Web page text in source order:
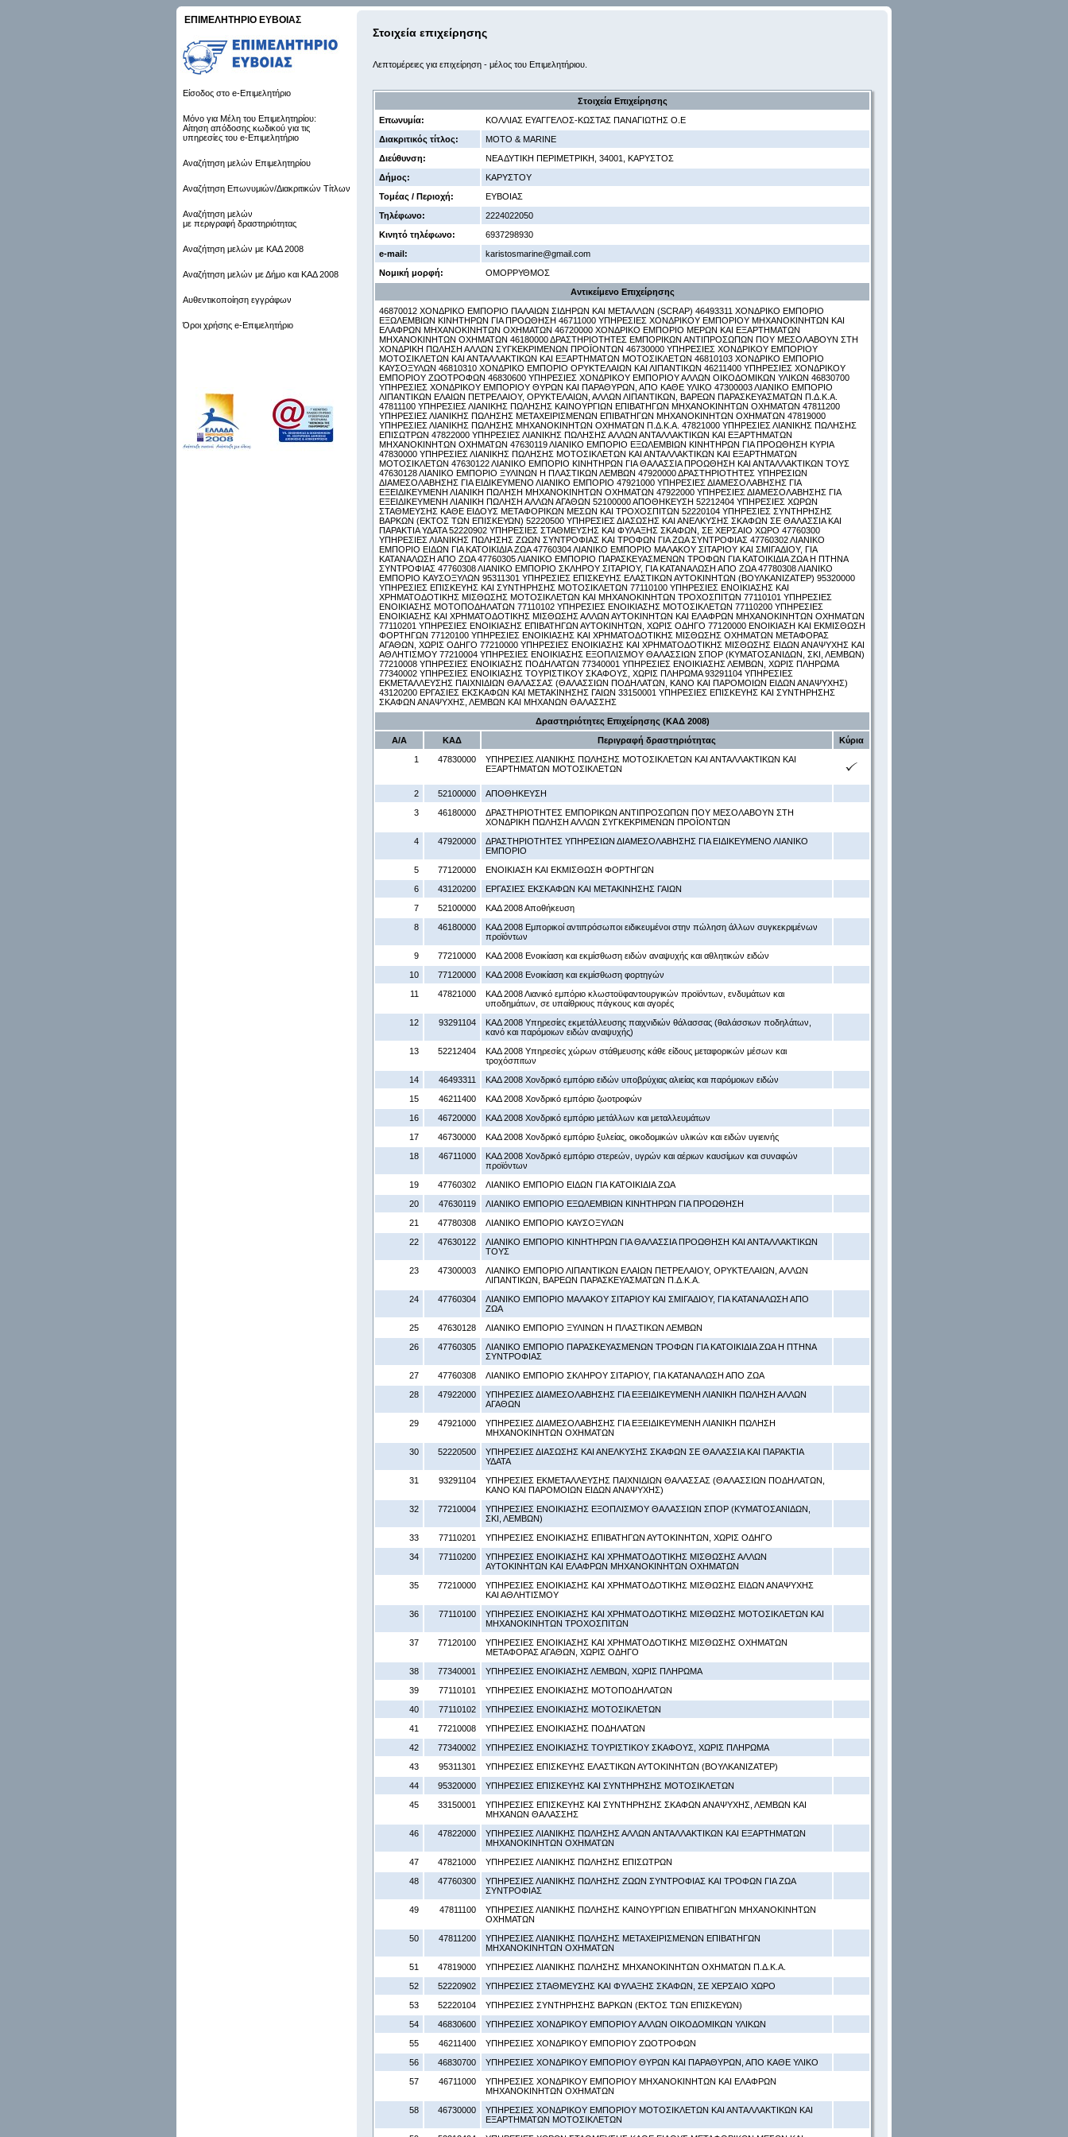
ΕΠΙΜΕΛΗΤΗΡΙΟ ΕΥΒΟΙΑΣ
Είσοδος στο e-Επιμελητήριο
Μόνο για Μέλη του Επιμελητηρίου:
Αίτηση απόδοσης κωδικού για τις
υπηρεσίες του e-Επιμελητήριο
Αναζήτηση μελών Επιμελητηρίου
Αναζήτηση Επωνυμιών/Διακριτικών Τίτλων
Αναζήτηση μελών
με περιγραφή δραστηριότητας
Αναζήτηση μελών με ΚΑΔ 2008
Αναζήτηση μελών με Δήμο και ΚΑΔ 2008
Αυθεντικοποίηση εγγράφων
Όροι χρήσης e-Επιμελητήριο
Στοιχεία επιχείρησης
Λεπτομέρειες για επιχείρηση - μέλος του Επιμελητήριου.
Στοιχεία Επιχείρησης
Επωνυμία:
ΚΟΛΛΙΑΣ ΕΥΑΓΓΕΛΟΣ-ΚΩΣΤΑΣ ΠΑΝΑΓΙΩΤΗΣ Ο.Ε
Διακριτικός τίτλος:
MOTO & MARINE
Διεύθυνση:
ΝΕΑ ΔΥΤΙΚΗ ΠΕΡΙΜΕΤΡΙΚΗ, 34001, ΚΑΡΥΣΤΟΣ
Δήμος:
ΚΑΡΥΣΤΟΥ
Τομέας / Περιοχή:
ΕΥΒΟΙΑΣ
Τηλέφωνο:
2224022050
Κινητό τηλέφωνο:
6937298930
e-mail:
karistosmarine@gmail.com
Νομική μορφή:
ΟΜΟΡΡΥΘΜΟΣ
Αντικείμενο Επιχείρησης
46870012 ΧΟΝΔΡΙΚΟ ΕΜΠΟΡΙΟ ΠΑΛΑΙΩΝ ΣΙΔΗΡΩΝ ΚΑΙ ΜΕΤΑΛΛΩΝ (SCRAP) 46493311 ΧΟΝΔΡΙΚΟ ΕΜΠΟΡΙΟ
ΕΞΩΛΕΜΒΙΩΝ ΚΙΝΗΤΗΡΩΝ ΓΙΑ ΠΡΟΩΘΗΣΗ 46711000 ΥΠΗΡΕΣΙΕΣ ΧΟΝΔΡΙΚΟΥ ΕΜΠΟΡΙΟΥ ΜΗΧΑΝΟΚΙΝΗΤΩΝ ΚΑΙ
ΕΛΑΦΡΩΝ ΜΗΧΑΝΟΚΙΝΗΤΩΝ ΟΧΗΜΑΤΩΝ 46720000 ΧΟΝΔΡΙΚΟ ΕΜΠΟΡΙΟ ΜΕΡΩΝ ΚΑΙ ΕΞΑΡΤΗΜΑΤΩΝ
ΜΗΧΑΝΟΚΙΝΗΤΩΝ ΟΧΗΜΑΤΩΝ 46180000 ΔΡΑΣΤΗΡΙΟΤΗΤΕΣ ΕΜΠΟΡΙΚΩΝ ΑΝΤΙΠΡΟΣΩΠΩΝ ΠΟΥ ΜΕΣΟΛΑΒΟΥΝ ΣΤΗ
ΧΟΝΔΡΙΚΗ ΠΩΛΗΣΗ ΑΛΛΩΝ ΣΥΓΚΕΚΡΙΜΕΝΩΝ ΠΡΟΪΟΝΤΩΝ 46730000 ΥΠΗΡΕΣΙΕΣ ΧΟΝΔΡΙΚΟΥ ΕΜΠΟΡΙΟΥ
ΜΟΤΟΣΙΚΛΕΤΩΝ ΚΑΙ ΑΝΤΑΛΛΑΚΤΙΚΩΝ ΚΑΙ ΕΞΑΡΤΗΜΑΤΩΝ ΜΟΤΟΣΙΚΛΕΤΩΝ 46810103 ΧΟΝΔΡΙΚΟ ΕΜΠΟΡΙΟ
ΚΑΥΣΟΞΥΛΩΝ 46810310 ΧΟΝΔΡΙΚΟ ΕΜΠΟΡΙΟ ΟΡΥΚΤΕΛΑΙΩΝ ΚΑΙ ΛΙΠΑΝΤΙΚΩΝ 46211400 ΥΠΗΡΕΣΙΕΣ ΧΟΝΔΡΙΚΟΥ
ΕΜΠΟΡΙΟΥ ΖΩΟΤΡΟΦΩΝ 46830600 ΥΠΗΡΕΣΙΕΣ ΧΟΝΔΡΙΚΟΥ ΕΜΠΟΡΙΟΥ ΑΛΛΩΝ ΟΙΚΟΔΟΜΙΚΩΝ ΥΛΙΚΩΝ 46830700
ΥΠΗΡΕΣΙΕΣ ΧΟΝΔΡΙΚΟΥ ΕΜΠΟΡΙΟΥ ΘΥΡΩΝ ΚΑΙ ΠΑΡΑΘΥΡΩΝ, ΑΠΟ ΚΑΘΕ ΥΛΙΚΟ 47300003 ΛΙΑΝΙΚΟ ΕΜΠΟΡΙΟ
ΛΙΠΑΝΤΙΚΩΝ ΕΛΑΙΩΝ ΠΕΤΡΕΛΑΙΟΥ, ΟΡΥΚΤΕΛΑΙΩΝ, ΑΛΛΩΝ ΛΙΠΑΝΤΙΚΩΝ, ΒΑΡΕΩΝ ΠΑΡΑΣΚΕΥΑΣΜΑΤΩΝ Π.Δ.Κ.Α.
47811100 ΥΠΗΡΕΣΙΕΣ ΛΙΑΝΙΚΗΣ ΠΩΛΗΣΗΣ ΚΑΙΝΟΥΡΓΙΩΝ ΕΠΙΒΑΤΗΓΩΝ ΜΗΧΑΝΟΚΙΝΗΤΩΝ ΟΧΗΜΑΤΩΝ 47811200
ΥΠΗΡΕΣΙΕΣ ΛΙΑΝΙΚΗΣ ΠΩΛΗΣΗΣ ΜΕΤΑΧΕΙΡΙΣΜΕΝΩΝ ΕΠΙΒΑΤΗΓΩΝ ΜΗΧΑΝΟΚΙΝΗΤΩΝ ΟΧΗΜΑΤΩΝ 47819000
ΥΠΗΡΕΣΙΕΣ ΛΙΑΝΙΚΗΣ ΠΩΛΗΣΗΣ ΜΗΧΑΝΟΚΙΝΗΤΩΝ ΟΧΗΜΑΤΩΝ Π.Δ.Κ.Α. 47821000 ΥΠΗΡΕΣΙΕΣ ΛΙΑΝΙΚΗΣ ΠΩΛΗΣΗΣ
ΕΠΙΣΩΤΡΩΝ 47822000 ΥΠΗΡΕΣΙΕΣ ΛΙΑΝΙΚΗΣ ΠΩΛΗΣΗΣ ΑΛΛΩΝ ΑΝΤΑΛΛΑΚΤΙΚΩΝ ΚΑΙ ΕΞΑΡΤΗΜΑΤΩΝ
ΜΗΧΑΝΟΚΙΝΗΤΩΝ ΟΧΗΜΑΤΩΝ 47630119 ΛΙΑΝΙΚΟ ΕΜΠΟΡΙΟ ΕΞΩΛΕΜΒΙΩΝ ΚΙΝΗΤΗΡΩΝ ΓΙΑ ΠΡΟΩΘΗΣΗ ΚΥΡΙΑ
47830000 ΥΠΗΡΕΣΙΕΣ ΛΙΑΝΙΚΗΣ ΠΩΛΗΣΗΣ ΜΟΤΟΣΙΚΛΕΤΩΝ ΚΑΙ ΑΝΤΑΛΛΑΚΤΙΚΩΝ ΚΑΙ ΕΞΑΡΤΗΜΑΤΩΝ
ΜΟΤΟΣΙΚΛΕΤΩΝ 47630122 ΛΙΑΝΙΚΟ ΕΜΠΟΡΙΟ ΚΙΝΗΤΗΡΩΝ ΓΙΑ ΘΑΛΑΣΣΙΑ ΠΡΟΩΘΗΣΗ ΚΑΙ ΑΝΤΑΛΛΑΚΤΙΚΩΝ ΤΟΥΣ
47630128 ΛΙΑΝΙΚΟ ΕΜΠΟΡΙΟ ΞΥΛΙΝΩΝ Η ΠΛΑΣΤΙΚΩΝ ΛΕΜΒΩΝ 47920000 ΔΡΑΣΤΗΡΙΟΤΗΤΕΣ ΥΠΗΡΕΣΙΩΝ
ΔΙΑΜΕΣΟΛΑΒΗΣΗΣ ΓΙΑ ΕΙΔΙΚΕΥΜΕΝΟ ΛΙΑΝΙΚΟ ΕΜΠΟΡΙΟ 47921000 ΥΠΗΡΕΣΙΕΣ ΔΙΑΜΕΣΟΛΑΒΗΣΗΣ ΓΙΑ
ΕΞΕΙΔΙΚΕΥΜΕΝΗ ΛΙΑΝΙΚΗ ΠΩΛΗΣΗ ΜΗΧΑΝΟΚΙΝΗΤΩΝ ΟΧΗΜΑΤΩΝ 47922000 ΥΠΗΡΕΣΙΕΣ ΔΙΑΜΕΣΟΛΑΒΗΣΗΣ ΓΙΑ
ΕΞΕΙΔΙΚΕΥΜΕΝΗ ΛΙΑΝΙΚΗ ΠΩΛΗΣΗ ΑΛΛΩΝ ΑΓΑΘΩΝ 52100000 ΑΠΟΘΗΚΕΥΣΗ 52212404 ΥΠΗΡΕΣΙΕΣ ΧΩΡΩΝ
ΣΤΑΘΜΕΥΣΗΣ ΚΑΘΕ ΕΙΔΟΥΣ ΜΕΤΑΦΟΡΙΚΩΝ ΜΕΣΩΝ ΚΑΙ ΤΡΟΧΟΣΠΙΤΩΝ 52220104 ΥΠΗΡΕΣΙΕΣ ΣΥΝΤΗΡΗΣΗΣ
ΒΑΡΚΩΝ (ΕΚΤΟΣ ΤΩΝ ΕΠΙΣΚΕΥΩΝ) 52220500 ΥΠΗΡΕΣΙΕΣ ΔΙΑΣΩΣΗΣ ΚΑΙ ΑΝΕΛΚΥΣΗΣ ΣΚΑΦΩΝ ΣΕ ΘΑΛΑΣΣΙΑ ΚΑΙ
ΠΑΡΑΚΤΙΑ ΥΔΑΤΑ 52220902 ΥΠΗΡΕΣΙΕΣ ΣΤΑΘΜΕΥΣΗΣ ΚΑΙ ΦΥΛΑΞΗΣ ΣΚΑΦΩΝ, ΣΕ ΧΕΡΣΑΙΟ ΧΩΡΟ 47760300
ΥΠΗΡΕΣΙΕΣ ΛΙΑΝΙΚΗΣ ΠΩΛΗΣΗΣ ΖΩΩΝ ΣΥΝΤΡΟΦΙΑΣ ΚΑΙ ΤΡΟΦΩΝ ΓΙΑ ΖΩΑ ΣΥΝΤΡΟΦΙΑΣ 47760302 ΛΙΑΝΙΚΟ
ΕΜΠΟΡΙΟ ΕΙΔΩΝ ΓΙΑ ΚΑΤΟΙΚΙΔΙΑ ΖΩΑ 47760304 ΛΙΑΝΙΚΟ ΕΜΠΟΡΙΟ ΜΑΛΑΚΟΥ ΣΙΤΑΡΙΟΥ ΚΑΙ ΣΜΙΓΑΔΙΟΥ, ΓΙΑ
ΚΑΤΑΝΑΛΩΣΗ ΑΠΟ ΖΩΑ 47760305 ΛΙΑΝΙΚΟ ΕΜΠΟΡΙΟ ΠΑΡΑΣΚΕΥΑΣΜΕΝΩΝ ΤΡΟΦΩΝ ΓΙΑ ΚΑΤΟΙΚΙΔΙΑ ΖΩΑ Η ΠΤΗΝΑ
ΣΥΝΤΡΟΦΙΑΣ 47760308 ΛΙΑΝΙΚΟ ΕΜΠΟΡΙΟ ΣΚΛΗΡΟΥ ΣΙΤΑΡΙΟΥ, ΓΙΑ ΚΑΤΑΝΑΛΩΣΗ ΑΠΟ ΖΩΑ 47780308 ΛΙΑΝΙΚΟ
ΕΜΠΟΡΙΟ ΚΑΥΣΟΞΥΛΩΝ 95311301 ΥΠΗΡΕΣΙΕΣ ΕΠΙΣΚΕΥΗΣ ΕΛΑΣΤΙΚΩΝ ΑΥΤΟΚΙΝΗΤΩΝ (ΒΟΥΛΚΑΝΙΖΑΤΕΡ) 95320000
ΥΠΗΡΕΣΙΕΣ ΕΠΙΣΚΕΥΗΣ ΚΑΙ ΣΥΝΤΗΡΗΣΗΣ ΜΟΤΟΣΙΚΛΕΤΩΝ 77110100 ΥΠΗΡΕΣΙΕΣ ΕΝΟΙΚΙΑΣΗΣ ΚΑΙ
ΧΡΗΜΑΤΟΔΟΤΙΚΗΣ ΜΙΣΘΩΣΗΣ ΜΟΤΟΣΙΚΛΕΤΩΝ ΚΑΙ ΜΗΧΑΝΟΚΙΝΗΤΩΝ ΤΡΟΧΟΣΠΙΤΩΝ 77110101 ΥΠΗΡΕΣΙΕΣ
ΕΝΟΙΚΙΑΣΗΣ ΜΟΤΟΠΟΔΗΛΑΤΩΝ 77110102 ΥΠΗΡΕΣΙΕΣ ΕΝΟΙΚΙΑΣΗΣ ΜΟΤΟΣΙΚΛΕΤΩΝ 77110200 ΥΠΗΡΕΣΙΕΣ
ΕΝΟΙΚΙΑΣΗΣ ΚΑΙ ΧΡΗΜΑΤΟΔΟΤΙΚΗΣ ΜΙΣΘΩΣΗΣ ΑΛΛΩΝ ΑΥΤΟΚΙΝΗΤΩΝ ΚΑΙ ΕΛΑΦΡΩΝ ΜΗΧΑΝΟΚΙΝΗΤΩΝ ΟΧΗΜΑΤΩΝ
77110201 ΥΠΗΡΕΣΙΕΣ ΕΝΟΙΚΙΑΣΗΣ ΕΠΙΒΑΤΗΓΩΝ ΑΥΤΟΚΙΝΗΤΩΝ, ΧΩΡΙΣ ΟΔΗΓΟ 77120000 ΕΝΟΙΚΙΑΣΗ ΚΑΙ ΕΚΜΙΣΘΩΣΗ
ΦΟΡΤΗΓΩΝ 77120100 ΥΠΗΡΕΣΙΕΣ ΕΝΟΙΚΙΑΣΗΣ ΚΑΙ ΧΡΗΜΑΤΟΔΟΤΙΚΗΣ ΜΙΣΘΩΣΗΣ ΟΧΗΜΑΤΩΝ ΜΕΤΑΦΟΡΑΣ
ΑΓΑΘΩΝ, ΧΩΡΙΣ ΟΔΗΓΟ 77210000 ΥΠΗΡΕΣΙΕΣ ΕΝΟΙΚΙΑΣΗΣ ΚΑΙ ΧΡΗΜΑΤΟΔΟΤΙΚΗΣ ΜΙΣΘΩΣΗΣ ΕΙΔΩΝ ΑΝΑΨΥΧΗΣ ΚΑΙ
ΑΘΛΗΤΙΣΜΟΥ 77210004 ΥΠΗΡΕΣΙΕΣ ΕΝΟΙΚΙΑΣΗΣ ΕΞΟΠΛΙΣΜΟΥ ΘΑΛΑΣΣΙΩΝ ΣΠΟΡ (ΚΥΜΑΤΟΣΑΝΙΔΩΝ, ΣΚΙ, ΛΕΜΒΩΝ)
77210008 ΥΠΗΡΕΣΙΕΣ ΕΝΟΙΚΙΑΣΗΣ ΠΟΔΗΛΑΤΩΝ 77340001 ΥΠΗΡΕΣΙΕΣ ΕΝΟΙΚΙΑΣΗΣ ΛΕΜΒΩΝ, ΧΩΡΙΣ ΠΛΗΡΩΜΑ
77340002 ΥΠΗΡΕΣΙΕΣ ΕΝΟΙΚΙΑΣΗΣ ΤΟΥΡΙΣΤΙΚΟΥ ΣΚΑΦΟΥΣ, ΧΩΡΙΣ ΠΛΗΡΩΜΑ 93291104 ΥΠΗΡΕΣΙΕΣ
ΕΚΜΕΤΑΛΛΕΥΣΗΣ ΠΑΙΧΝΙΔΙΩΝ ΘΑΛΑΣΣΑΣ (ΘΑΛΑΣΣΙΩΝ ΠΟΔΗΛΑΤΩΝ, ΚΑΝΟ ΚΑΙ ΠΑΡΟΜΟΙΩΝ ΕΙΔΩΝ ΑΝΑΨΥΧΗΣ)
43120200 ΕΡΓΑΣΙΕΣ ΕΚΣΚΑΦΩΝ ΚΑΙ ΜΕΤΑΚΙΝΗΣΗΣ ΓΑΙΩΝ 33150001 ΥΠΗΡΕΣΙΕΣ ΕΠΙΣΚΕΥΗΣ ΚΑΙ ΣΥΝΤΗΡΗΣΗΣ
ΣΚΑΦΩΝ ΑΝΑΨΥΧΗΣ, ΛΕΜΒΩΝ ΚΑΙ ΜΗΧΑΝΩΝ ΘΑΛΑΣΣΗΣ
Δραστηριότητες Επιχείρησης (ΚΑΔ 2008)
Α/Α
ΚΑΔ Περιγραφή δραστηριότητας
Κύρια
1
47830000
ΥΠΗΡΕΣΙΕΣ ΛΙΑΝΙΚΗΣ ΠΩΛΗΣΗΣ ΜΟΤΟΣΙΚΛΕΤΩΝ ΚΑΙ ΑΝΤΑΛΛΑΚΤΙΚΩΝ ΚΑΙ
ΕΞΑΡΤΗΜΑΤΩΝ ΜΟΤΟΣΙΚΛΕΤΩΝ
2 52100000
ΑΠΟΘΗΚΕΥΣΗ
3
46180000
ΔΡΑΣΤΗΡΙΟΤΗΤΕΣ ΕΜΠΟΡΙΚΩΝ ΑΝΤΙΠΡΟΣΩΠΩΝ ΠΟΥ ΜΕΣΟΛΑΒΟΥΝ ΣΤΗ
ΧΟΝΔΡΙΚΗ ΠΩΛΗΣΗ ΑΛΛΩΝ ΣΥΓΚΕΚΡΙΜΕΝΩΝ ΠΡΟΪΟΝΤΩΝ
4
47920000
ΔΡΑΣΤΗΡΙΟΤΗΤΕΣ ΥΠΗΡΕΣΙΩΝ ΔΙΑΜΕΣΟΛΑΒΗΣΗΣ ΓΙΑ ΕΙΔΙΚΕΥΜΕΝΟ ΛΙΑΝΙΚΟ
ΕΜΠΟΡΙΟ
5
77120000
ΕΝΟΙΚΙΑΣΗ ΚΑΙ ΕΚΜΙΣΘΩΣΗ ΦΟΡΤΗΓΩΝ
6
43120200
ΕΡΓΑΣΙΕΣ ΕΚΣΚΑΦΩΝ ΚΑΙ ΜΕΤΑΚΙΝΗΣΗΣ ΓΑΙΩΝ
7
52100000
ΚΑΔ 2008 Αποθήκευση
8
46180000
ΚΑΔ 2008 Εμπορικοί αντιπρόσωποι ειδικευμένοι στην πώληση άλλων συγκεκριμένων
προϊόντων
9
77210000
ΚΑΔ 2008 Ενοικίαση και εκμίσθωση ειδών αναψυχής και αθλητικών ειδών
10
77120000
ΚΑΔ 2008 Ενοικίαση και εκμίσθωση φορτηγών
11
47821000
ΚΑΔ 2008 Λιανικό εμπόριο κλωστοϋφαντουργικών προϊόντων, ενδυμάτων και
υποδημάτων, σε υπαίθριους πάγκους και αγορές
12
93291104
ΚΑΔ 2008 Υπηρεσίες εκμετάλλευσης παιχνιδιών θάλασσας (θαλάσσιων ποδηλάτων,
κανό και παρόμοιων ειδών αναψυχής)
13
52212404
ΚΑΔ 2008 Υπηρεσίες χώρων στάθμευσης κάθε είδους μεταφορικών μέσων και
τροχόσπιτων
14
46493311
ΚΑΔ 2008 Χονδρικό εμπόριο ειδών υποβρύχιας αλιείας και παρόμοιων ειδών
15
46211400
ΚΑΔ 2008 Χονδρικό εμπόριο ζωοτροφών
16
46720000
ΚΑΔ 2008 Χονδρικό εμπόριο μετάλλων και μεταλλευμάτων
17
46730000
ΚΑΔ 2008 Χονδρικό εμπόριο ξυλείας, οικοδομικών υλικών και ειδών υγιεινής
18
46711000
ΚΑΔ 2008 Χονδρικό εμπόριο στερεών, υγρών και αέριων καυσίμων και συναφών
προϊόντων
19
47760302
ΛΙΑΝΙΚΟ ΕΜΠΟΡΙΟ ΕΙΔΩΝ ΓΙΑ ΚΑΤΟΙΚΙΔΙΑ ΖΩΑ
20
47630119
ΛΙΑΝΙΚΟ ΕΜΠΟΡΙΟ ΕΞΩΛΕΜΒΙΩΝ ΚΙΝΗΤΗΡΩΝ ΓΙΑ ΠΡΟΩΘΗΣΗ
21
47780308
ΛΙΑΝΙΚΟ ΕΜΠΟΡΙΟ ΚΑΥΣΟΞΥΛΩΝ
22
47630122
ΛΙΑΝΙΚΟ ΕΜΠΟΡΙΟ ΚΙΝΗΤΗΡΩΝ ΓΙΑ ΘΑΛΑΣΣΙΑ ΠΡΟΩΘΗΣΗ ΚΑΙ ΑΝΤΑΛΛΑΚΤΙΚΩΝ
ΤΟΥΣ
23
47300003
ΛΙΑΝΙΚΟ ΕΜΠΟΡΙΟ ΛΙΠΑΝΤΙΚΩΝ ΕΛΑΙΩΝ ΠΕΤΡΕΛΑΙΟΥ, ΟΡΥΚΤΕΛΑΙΩΝ, ΑΛΛΩΝ
ΛΙΠΑΝΤΙΚΩΝ, ΒΑΡΕΩΝ ΠΑΡΑΣΚΕΥΑΣΜΑΤΩΝ Π.Δ.Κ.Α.
24
47760304
ΛΙΑΝΙΚΟ ΕΜΠΟΡΙΟ ΜΑΛΑΚΟΥ ΣΙΤΑΡΙΟΥ ΚΑΙ ΣΜΙΓΑΔΙΟΥ, ΓΙΑ ΚΑΤΑΝΑΛΩΣΗ ΑΠΟ
ΖΩΑ
25
47630128
ΛΙΑΝΙΚΟ ΕΜΠΟΡΙΟ ΞΥΛΙΝΩΝ Η ΠΛΑΣΤΙΚΩΝ ΛΕΜΒΩΝ
26
47760305
ΛΙΑΝΙΚΟ ΕΜΠΟΡΙΟ ΠΑΡΑΣΚΕΥΑΣΜΕΝΩΝ ΤΡΟΦΩΝ ΓΙΑ ΚΑΤΟΙΚΙΔΙΑ ΖΩΑ Η ΠΤΗΝΑ
ΣΥΝΤΡΟΦΙΑΣ
27
47760308
ΛΙΑΝΙΚΟ ΕΜΠΟΡΙΟ ΣΚΛΗΡΟΥ ΣΙΤΑΡΙΟΥ, ΓΙΑ ΚΑΤΑΝΑΛΩΣΗ ΑΠΟ ΖΩΑ
28
47922000
ΥΠΗΡΕΣΙΕΣ ΔΙΑΜΕΣΟΛΑΒΗΣΗΣ ΓΙΑ ΕΞΕΙΔΙΚΕΥΜΕΝΗ ΛΙΑΝΙΚΗ ΠΩΛΗΣΗ ΑΛΛΩΝ
ΑΓΑΘΩΝ
29
47921000
ΥΠΗΡΕΣΙΕΣ ΔΙΑΜΕΣΟΛΑΒΗΣΗΣ ΓΙΑ ΕΞΕΙΔΙΚΕΥΜΕΝΗ ΛΙΑΝΙΚΗ ΠΩΛΗΣΗ
ΜΗΧΑΝΟΚΙΝΗΤΩΝ ΟΧΗΜΑΤΩΝ
30
52220500
ΥΠΗΡΕΣΙΕΣ ΔΙΑΣΩΣΗΣ ΚΑΙ ΑΝΕΛΚΥΣΗΣ ΣΚΑΦΩΝ ΣΕ ΘΑΛΑΣΣΙΑ ΚΑΙ ΠΑΡΑΚΤΙΑ
ΥΔΑΤΑ
31
93291104
ΥΠΗΡΕΣΙΕΣ ΕΚΜΕΤΑΛΛΕΥΣΗΣ ΠΑΙΧΝΙΔΙΩΝ ΘΑΛΑΣΣΑΣ (ΘΑΛΑΣΣΙΩΝ ΠΟΔΗΛΑΤΩΝ,
ΚΑΝΟ ΚΑΙ ΠΑΡΟΜΟΙΩΝ ΕΙΔΩΝ ΑΝΑΨΥΧΗΣ)
32
77210004
ΥΠΗΡΕΣΙΕΣ ΕΝΟΙΚΙΑΣΗΣ ΕΞΟΠΛΙΣΜΟΥ ΘΑΛΑΣΣΙΩΝ ΣΠΟΡ (ΚΥΜΑΤΟΣΑΝΙΔΩΝ,
ΣΚΙ, ΛΕΜΒΩΝ)
33
77110201
ΥΠΗΡΕΣΙΕΣ ΕΝΟΙΚΙΑΣΗΣ ΕΠΙΒΑΤΗΓΩΝ ΑΥΤΟΚΙΝΗΤΩΝ, ΧΩΡΙΣ ΟΔΗΓΟ
34
77110200
ΥΠΗΡΕΣΙΕΣ ΕΝΟΙΚΙΑΣΗΣ ΚΑΙ ΧΡΗΜΑΤΟΔΟΤΙΚΗΣ ΜΙΣΘΩΣΗΣ ΑΛΛΩΝ
ΑΥΤΟΚΙΝΗΤΩΝ ΚΑΙ ΕΛΑΦΡΩΝ ΜΗΧΑΝΟΚΙΝΗΤΩΝ ΟΧΗΜΑΤΩΝ
35
77210000
ΥΠΗΡΕΣΙΕΣ ΕΝΟΙΚΙΑΣΗΣ ΚΑΙ ΧΡΗΜΑΤΟΔΟΤΙΚΗΣ ΜΙΣΘΩΣΗΣ ΕΙΔΩΝ ΑΝΑΨΥΧΗΣ
ΚΑΙ ΑΘΛΗΤΙΣΜΟΥ
36
77110100
ΥΠΗΡΕΣΙΕΣ ΕΝΟΙΚΙΑΣΗΣ ΚΑΙ ΧΡΗΜΑΤΟΔΟΤΙΚΗΣ ΜΙΣΘΩΣΗΣ ΜΟΤΟΣΙΚΛΕΤΩΝ ΚΑΙ
ΜΗΧΑΝΟΚΙΝΗΤΩΝ ΤΡΟΧΟΣΠΙΤΩΝ
37
77120100
ΥΠΗΡΕΣΙΕΣ ΕΝΟΙΚΙΑΣΗΣ ΚΑΙ ΧΡΗΜΑΤΟΔΟΤΙΚΗΣ ΜΙΣΘΩΣΗΣ ΟΧΗΜΑΤΩΝ
ΜΕΤΑΦΟΡΑΣ ΑΓΑΘΩΝ, ΧΩΡΙΣ ΟΔΗΓΟ
38
77340001
ΥΠΗΡΕΣΙΕΣ ΕΝΟΙΚΙΑΣΗΣ ΛΕΜΒΩΝ, ΧΩΡΙΣ ΠΛΗΡΩΜΑ
39
77110101
ΥΠΗΡΕΣΙΕΣ ΕΝΟΙΚΙΑΣΗΣ ΜΟΤΟΠΟΔΗΛΑΤΩΝ
40
77110102
ΥΠΗΡΕΣΙΕΣ ΕΝΟΙΚΙΑΣΗΣ ΜΟΤΟΣΙΚΛΕΤΩΝ
41
77210008
ΥΠΗΡΕΣΙΕΣ ΕΝΟΙΚΙΑΣΗΣ ΠΟΔΗΛΑΤΩΝ
42
77340002
ΥΠΗΡΕΣΙΕΣ ΕΝΟΙΚΙΑΣΗΣ ΤΟΥΡΙΣΤΙΚΟΥ ΣΚΑΦΟΥΣ, ΧΩΡΙΣ ΠΛΗΡΩΜΑ
43
95311301
ΥΠΗΡΕΣΙΕΣ ΕΠΙΣΚΕΥΗΣ ΕΛΑΣΤΙΚΩΝ ΑΥΤΟΚΙΝΗΤΩΝ (ΒΟΥΛΚΑΝΙΖΑΤΕΡ)
44
95320000
ΥΠΗΡΕΣΙΕΣ ΕΠΙΣΚΕΥΗΣ ΚΑΙ ΣΥΝΤΗΡΗΣΗΣ ΜΟΤΟΣΙΚΛΕΤΩΝ
45
33150001
ΥΠΗΡΕΣΙΕΣ ΕΠΙΣΚΕΥΗΣ ΚΑΙ ΣΥΝΤΗΡΗΣΗΣ ΣΚΑΦΩΝ ΑΝΑΨΥΧΗΣ, ΛΕΜΒΩΝ ΚΑΙ
ΜΗΧΑΝΩΝ ΘΑΛΑΣΣΗΣ
46
47822000
ΥΠΗΡΕΣΙΕΣ ΛΙΑΝΙΚΗΣ ΠΩΛΗΣΗΣ ΑΛΛΩΝ ΑΝΤΑΛΛΑΚΤΙΚΩΝ ΚΑΙ ΕΞΑΡΤΗΜΑΤΩΝ
ΜΗΧΑΝΟΚΙΝΗΤΩΝ ΟΧΗΜΑΤΩΝ
47
47821000
ΥΠΗΡΕΣΙΕΣ ΛΙΑΝΙΚΗΣ ΠΩΛΗΣΗΣ ΕΠΙΣΩΤΡΩΝ
48
47760300
ΥΠΗΡΕΣΙΕΣ ΛΙΑΝΙΚΗΣ ΠΩΛΗΣΗΣ ΖΩΩΝ ΣΥΝΤΡΟΦΙΑΣ ΚΑΙ ΤΡΟΦΩΝ ΓΙΑ ΖΩΑ
ΣΥΝΤΡΟΦΙΑΣ
49
47811100
ΥΠΗΡΕΣΙΕΣ ΛΙΑΝΙΚΗΣ ΠΩΛΗΣΗΣ ΚΑΙΝΟΥΡΓΙΩΝ ΕΠΙΒΑΤΗΓΩΝ ΜΗΧΑΝΟΚΙΝΗΤΩΝ
ΟΧΗΜΑΤΩΝ
50
47811200
ΥΠΗΡΕΣΙΕΣ ΛΙΑΝΙΚΗΣ ΠΩΛΗΣΗΣ ΜΕΤΑΧΕΙΡΙΣΜΕΝΩΝ ΕΠΙΒΑΤΗΓΩΝ
ΜΗΧΑΝΟΚΙΝΗΤΩΝ ΟΧΗΜΑΤΩΝ
51
47819000
ΥΠΗΡΕΣΙΕΣ ΛΙΑΝΙΚΗΣ ΠΩΛΗΣΗΣ ΜΗΧΑΝΟΚΙΝΗΤΩΝ ΟΧΗΜΑΤΩΝ Π.Δ.Κ.Α.
52
52220902
ΥΠΗΡΕΣΙΕΣ ΣΤΑΘΜΕΥΣΗΣ ΚΑΙ ΦΥΛΑΞΗΣ ΣΚΑΦΩΝ, ΣΕ ΧΕΡΣΑΙΟ ΧΩΡΟ
53
52220104
ΥΠΗΡΕΣΙΕΣ ΣΥΝΤΗΡΗΣΗΣ ΒΑΡΚΩΝ (ΕΚΤΟΣ ΤΩΝ ΕΠΙΣΚΕΥΩΝ)
54
46830600
ΥΠΗΡΕΣΙΕΣ ΧΟΝΔΡΙΚΟΥ ΕΜΠΟΡΙΟΥ ΑΛΛΩΝ ΟΙΚΟΔΟΜΙΚΩΝ ΥΛΙΚΩΝ
55
46211400
ΥΠΗΡΕΣΙΕΣ ΧΟΝΔΡΙΚΟΥ ΕΜΠΟΡΙΟΥ ΖΩΟΤΡΟΦΩΝ
56
46830700
ΥΠΗΡΕΣΙΕΣ ΧΟΝΔΡΙΚΟΥ ΕΜΠΟΡΙΟΥ ΘΥΡΩΝ ΚΑΙ ΠΑΡΑΘΥΡΩΝ, ΑΠΟ ΚΑΘΕ ΥΛΙΚΟ
57
46711000
ΥΠΗΡΕΣΙΕΣ ΧΟΝΔΡΙΚΟΥ ΕΜΠΟΡΙΟΥ ΜΗΧΑΝΟΚΙΝΗΤΩΝ ΚΑΙ ΕΛΑΦΡΩΝ
ΜΗΧΑΝΟΚΙΝΗΤΩΝ ΟΧΗΜΑΤΩΝ
58
46730000
ΥΠΗΡΕΣΙΕΣ ΧΟΝΔΡΙΚΟΥ ΕΜΠΟΡΙΟΥ ΜΟΤΟΣΙΚΛΕΤΩΝ ΚΑΙ ΑΝΤΑΛΛΑΚΤΙΚΩΝ ΚΑΙ
ΕΞΑΡΤΗΜΑΤΩΝ ΜΟΤΟΣΙΚΛΕΤΩΝ